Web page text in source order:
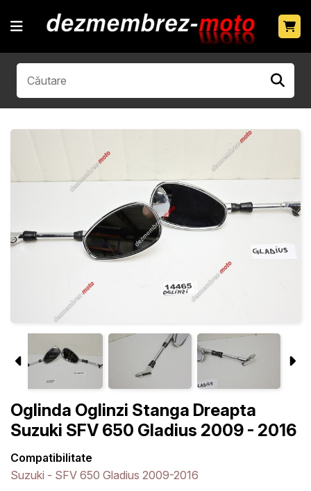
Oglinda Oglinzi Stanga Dreapta
Suzuki SFV 650 Gladius 2009 - 2016
Compatibilitate
Suzuki - SFV 650 Gladius 2009-2016